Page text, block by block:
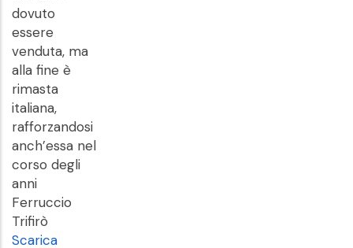
dovuto
essere
venduta, ma
alla fine è
rimasta
italiana,
rafforzandosi
anch’essa nel
corso degli
anni
Ferruccio
Trifirò
Scarica